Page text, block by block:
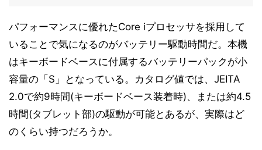
パフォーマンスに優れたCore iプロセッサを採用して
いることで気になるのがバッテリー駆動時間だ。本機
はキーボードベースに付属するバッテリーパックが小
容量の「S」となっている。カタログ値では、JEITA
2.0で約9時間(キーボードベース装着時)、または約4.5
時間(タブレット部)の駆動が可能とあるが、実際はど
のくらい持つだろうか。